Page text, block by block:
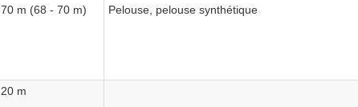
70 m (68 - 70 m) Pelouse, pelouse synthétique
20 m